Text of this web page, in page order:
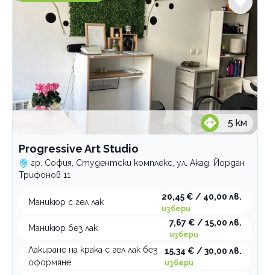
5 км
Progressive Art Studio
гр. София, Студентски комплекс, ул. Акад. Йордан
Трифонов 11
Маникюр с гел лак
20,45 € / 40,00 лв.
избери
Маникюр без лак
7,67 € / 15,00 лв.
избери
Лакиране на крака с гел лак без
оформяне
15,34 € / 30,00 лв.
избери